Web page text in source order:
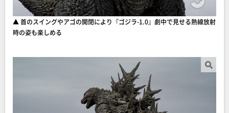
▲ 首のスイングやアゴの開閉により『ゴジラ-1.0』劇中で見せる熱線放射
時の姿も楽しめる